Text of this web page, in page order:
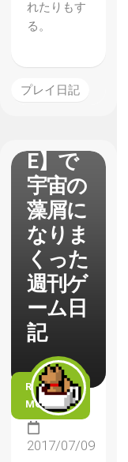
れたりもす
る。
プレイ日記
E】で
宇宙の
藻屑に
なりま
くった
週刊ゲ
ーム日
記
READ
MORE
2017/07/09